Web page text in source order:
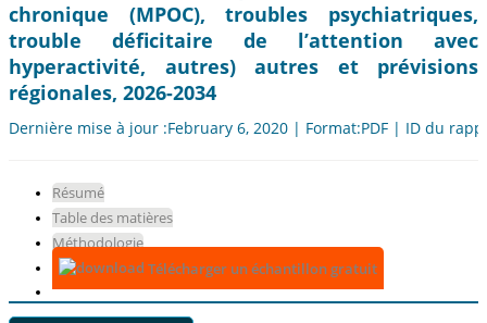
chronique (MPOC), troubles psychiatriques,
trouble déficitaire de l’attention avec
hyperactivité, autres) autres et prévisions
régionales, 2026-2034
Dernière mise à jour :February 6, 2020 | Format:PDF | ID du
Résumé
Table des matières
Méthodologie
Télécharger un échantillon gratuit